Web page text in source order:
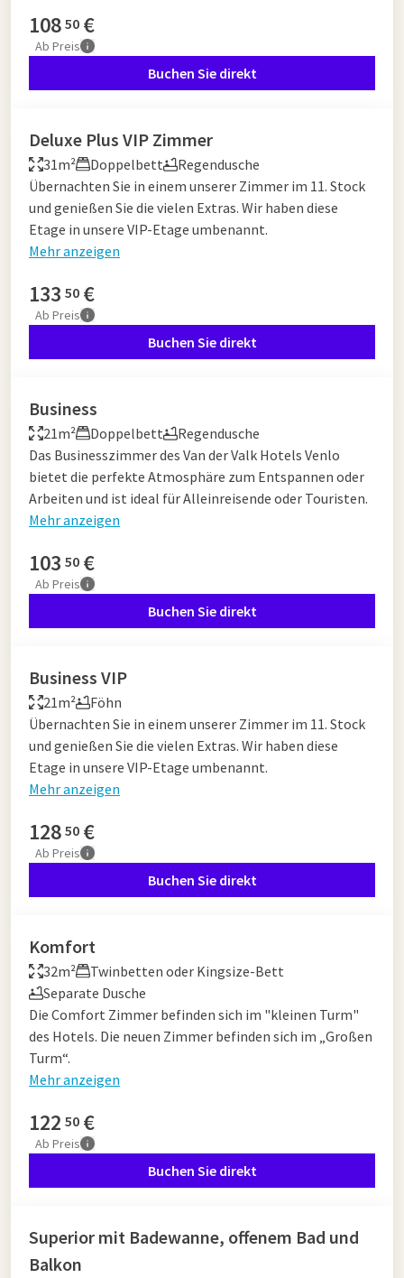
108 50 €
Ab Preis
Buchen Sie direkt
Deluxe Plus VIP Zimmer
31m² Doppelbett
Regendusche
Übernachten Sie in einem unserer Zimmer im 11. Stock
und genießen Sie die vielen Extras. Wir haben diese
Etage in unsere VIP-Etage umbenannt.
Mehr anzeigen
133 50 €
Ab Preis
Buchen Sie direkt
Business
21m² Doppelbett
Regendusche
Das Businesszimmer des Van der Valk Hotels Venlo
bietet die perfekte Atmosphäre zum Entspannen oder
Arbeiten und ist ideal für Alleinreisende oder Touristen.
Mehr anzeigen
103 50 €
Ab Preis
Buchen Sie direkt
Business VIP
21m²
Föhn
Übernachten Sie in einem unserer Zimmer im 11. Stock
und genießen Sie die vielen Extras. Wir haben diese
Etage in unsere VIP-Etage umbenannt.
Mehr anzeigen
128 50 €
Ab Preis
Buchen Sie direkt
Komfort
32m²
Twinbetten oder Kingsize-Bett
Separate Dusche
Die Comfort Zimmer befinden sich im "kleinen Turm"
des Hotels. Die neuen Zimmer befinden sich im „Großen
Turm“.
Mehr anzeigen
122 50 €
Ab Preis
Buchen Sie direkt
Superior mit Badewanne, offenem Bad und
Balkon